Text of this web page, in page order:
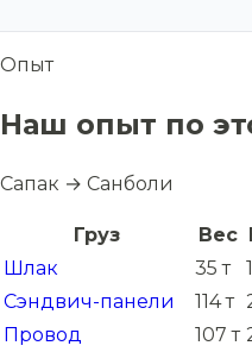
Опыт
Наш опыт по
Сапак → Санболи
Груз Вес
Шлак
35 т
Сэндвич-панели
114 т
Провод
107 т